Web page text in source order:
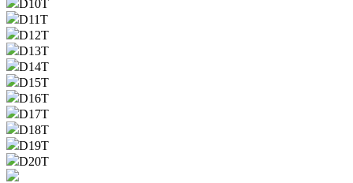
D10T
D11T
D12T
D13T
D14T
D15T
D16T
D17T
D18T
D19T
D20T